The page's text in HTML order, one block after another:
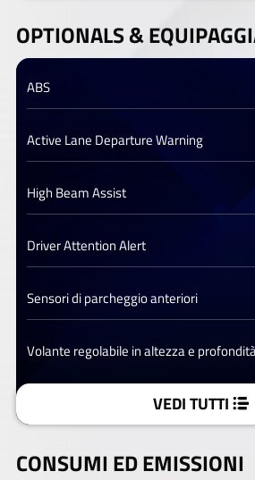
OPTIONALS &
ABS
Active Lane Departure Warning
High Beam Assist
Driver Attention Alert
Sensori di parcheggio anteriori
Volante regolabile in altezza e
VEDI TUTTI
CONSUMI ED EMISSIONI